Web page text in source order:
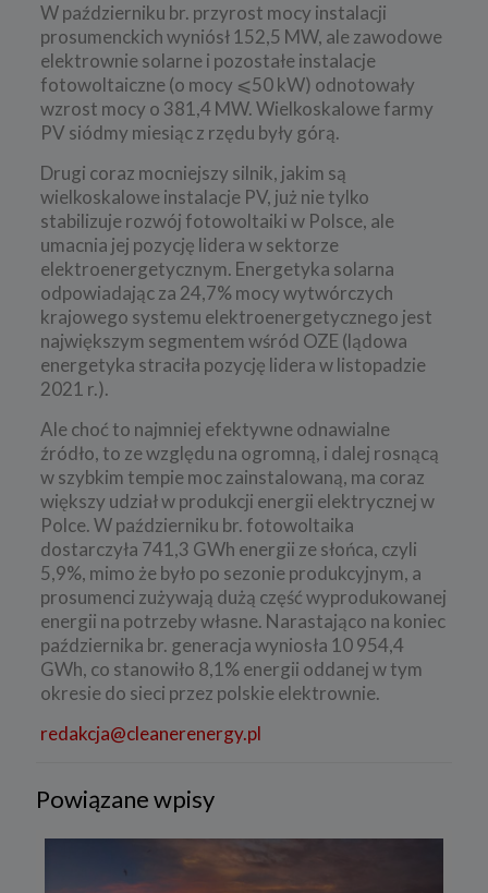
W październiku br. przyrost mocy instalacji
prosumenckich wyniósł 152,5 MW, ale zawodowe
elektrownie solarne i pozostałe instalacje
fotowoltaiczne (o mocy ⩽50 kW) odnotowały
wzrost mocy o 381,4 MW. Wielkoskalowe farmy
PV siódmy miesiąc z rzędu były górą.
Drugi coraz mocniejszy silnik, jakim są
wielkoskalowe instalacje PV, już nie tylko
stabilizuje rozwój fotowoltaiki w Polsce, ale
umacnia jej pozycję lidera w sektorze
elektroenergetycznym. Energetyka solarna
odpowiadając za 24,7% mocy wytwórczych
krajowego systemu elektroenergetycznego jest
największym segmentem wśród OZE (lądowa
energetyka straciła pozycję lidera w listopadzie
2021 r.).
Ale choć to najmniej efektywne odnawialne
źródło, to ze względu na ogromną, i dalej rosnącą
w szybkim tempie moc zainstalowaną, ma coraz
większy udział w produkcji energii elektrycznej w
Polce. W październiku br. fotowoltaika
dostarczyła 741,3 GWh energii ze słońca, czyli
5,9%, mimo że było po sezonie produkcyjnym, a
prosumenci zużywają dużą część wyprodukowanej
energii na potrzeby własne. Narastająco na koniec
października br. generacja wyniosła 10 954,4
GWh, co stanowiło 8,1% energii oddanej w tym
okresie do sieci przez polskie elektrownie.
redakcja@cleanerenergy.pl
Powiązane wpisy